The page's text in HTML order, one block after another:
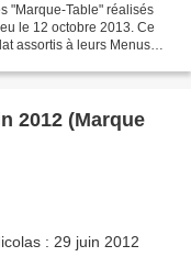
"Marque-Table" réalisés
le 12 octobre 2013. Ce
assortis à leurs Menus
2012 (Marque